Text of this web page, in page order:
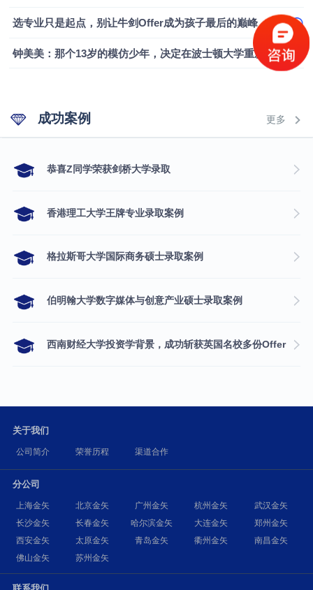
选专业只是起点，别让牛剑Offer成为孩子最后的巅峰
钟美美：那个13岁的模仿少年，决定在波士顿大学重新定义自己
成功案例 更多
​恭喜Z同学荣获剑桥大学录取
香港理工大学王牌专业录取案例
格拉斯哥大学国际商务硕士录取案例
伯明翰大学数字媒体与创意产业硕士录取案例
西南财经大学投资学背景，成功斩获英国名校多份Offer
关于我们
公司简介 荣誉历程 渠道合作
分公司
上海金矢 北京金矢 广州金矢 杭州金矢
武汉金矢
长沙金矢
长春金矢 哈尔滨金矢 大连金矢
郑州金矢
西安金矢
太原金矢 青岛金矢 衢州金矢
南昌金矢
佛山金矢
苏州金矢